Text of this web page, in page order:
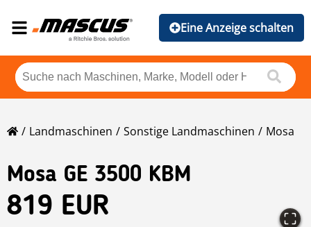
Eine Anzeige schalten
Landmaschinen Sonstige Landmaschinen Mosa
Mosa GE 3500 KBM
819 EUR